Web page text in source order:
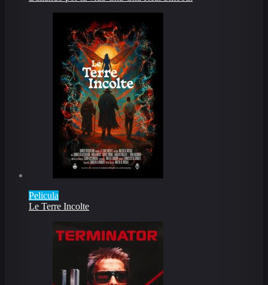
Pelicula
Le Terre Incolte